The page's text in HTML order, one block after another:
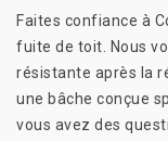
Faites confiance à
fuite de toit. Nous
résistante après la
une bâche conçue
vous avez des